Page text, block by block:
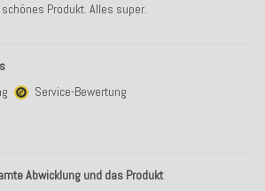
Produkt. Alles super.
Service-Bewertung
Abwicklung und das Produkt